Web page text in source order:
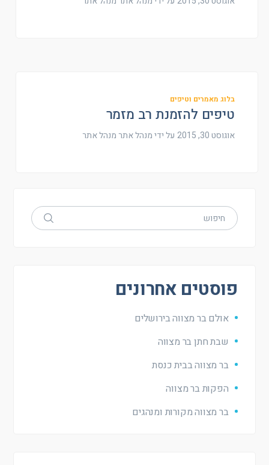
בלוג מאמרים וטיפים
טיפים להזמנת רב מזמר
אוגוסט 30, 2015 על ידי מנהל אתרמנהל אתר
פוסטים אחרונים
אולם בר מצווה בירושלים
שבת חתן בר מצווה
בר מצווה בבית כנסת
הפקות בר מצווה
בר מצווה מקורות ומנהגים